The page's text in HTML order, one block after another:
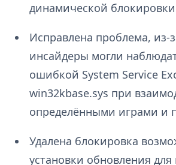
динамической
Исправлена проблема, из-
инсайдеры могли
ошибкой System Service
win32kbase.sys при
определёнными играми и
Удалена блокировка
установки обновления